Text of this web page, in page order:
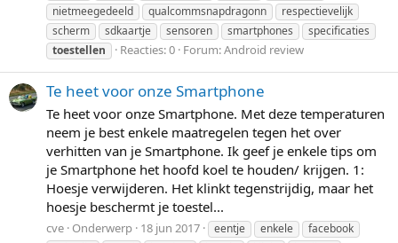
nietmeegedeeld
qualcommsnapdragonn
respectievelijk
scherm
sdkaartje sensoren smartphones
specificaties
toestellen
Reacties: 0 Forum:Android review
Te heet voor onze Smartphone
Te heet voor onze Smartphone. Met deze temperaturen
neem je best enkele maatregelen tegen het over
verhitten van je Smartphone. Ik geef je enkele tips om
je Smartphone het hoofd koel te houden/ krijgen. 1:
Hoesje verwijderen. Het klinkt tegenstrijdig, maar het
hoesje beschermt je toestel...
cve Onderwerp 18 jun 2017 eentje enkele
facebook